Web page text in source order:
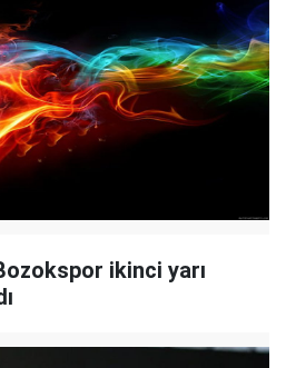
ikinci yarı